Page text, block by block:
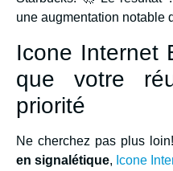
une augmentation notable
Icone Internet
que votre
priorité
Ne cherchez pas plus
en signalétique, Icone